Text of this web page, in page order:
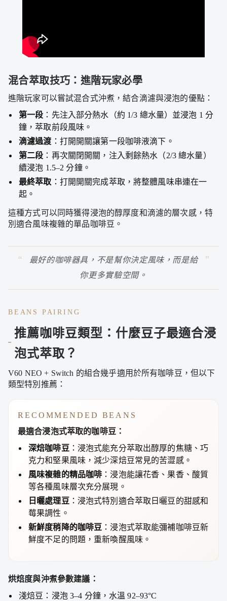
混合萃取技巧：進階玩家必學
進階玩家可以嘗試混合式沖煮，結合滴濾與浸泡的優點：
第一段 ：先注入部分熱水（約 1/3 總水量）並浸泡 1 分
鐘，萃取前段風味。
滴濾過渡 ：打開開關讓第一段咖啡液滴下。
第二段 ：再次關閉開關，注入剩餘熱水（2/3 總水量）
續浸泡 1.5–2 分鐘。
最終萃取 ：打開開關完成萃取，將整體風味串連在一
起。
這種方式可以同時獲得浸泡的醇厚度和滴濾的層次感，特
別適合風味複雜的單品咖啡豆。
最好的咖啡器具，不是幫你決定風味，而是給
你更多實驗空間。
BEANS PAIRING
推薦咖啡豆類型：什麼豆子最適合浸
泡式萃取？
V60 NEO + Switch 的組合幾乎適用於所有咖啡豆，但以下
類型特別推薦：
RECOMMENDED BEANS
最適合浸泡式萃取的咖啡豆：
深焙咖啡豆 ：浸泡式能充分萃取出醇厚的焦糖、巧
克力和堅果風味，減少深焙豆常見的苦澀感。
風味複雜的精品咖啡 ：浸泡能讓花香、果香、酸質
等各種風味層次充分展現。
日曬處理豆 ：浸泡式特別適合萃取日曬豆的甜感和
莓果調性。
新鮮度稍降的咖啡豆 ：浸泡式萃取能彌補咖啡豆新
鮮度不足的問題，重新喚醒風味。
烘焙度與沖煮參數建議：
淺焙豆：浸泡 3–4 分鐘，水溫 92–93°C